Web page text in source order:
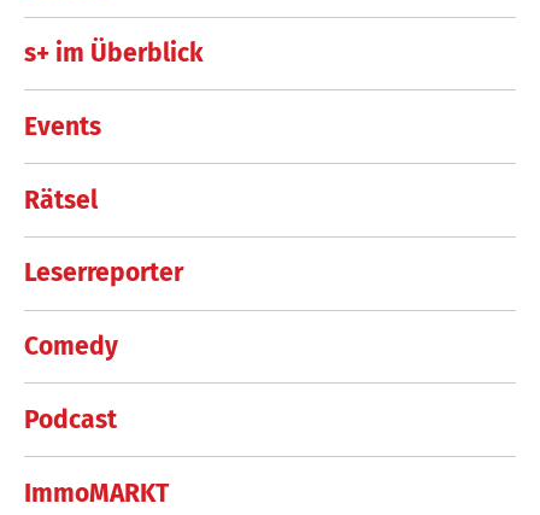
s+ im Überblick
Events
Rätsel
Leserreporter
Comedy
Podcast
ImmoMARKT